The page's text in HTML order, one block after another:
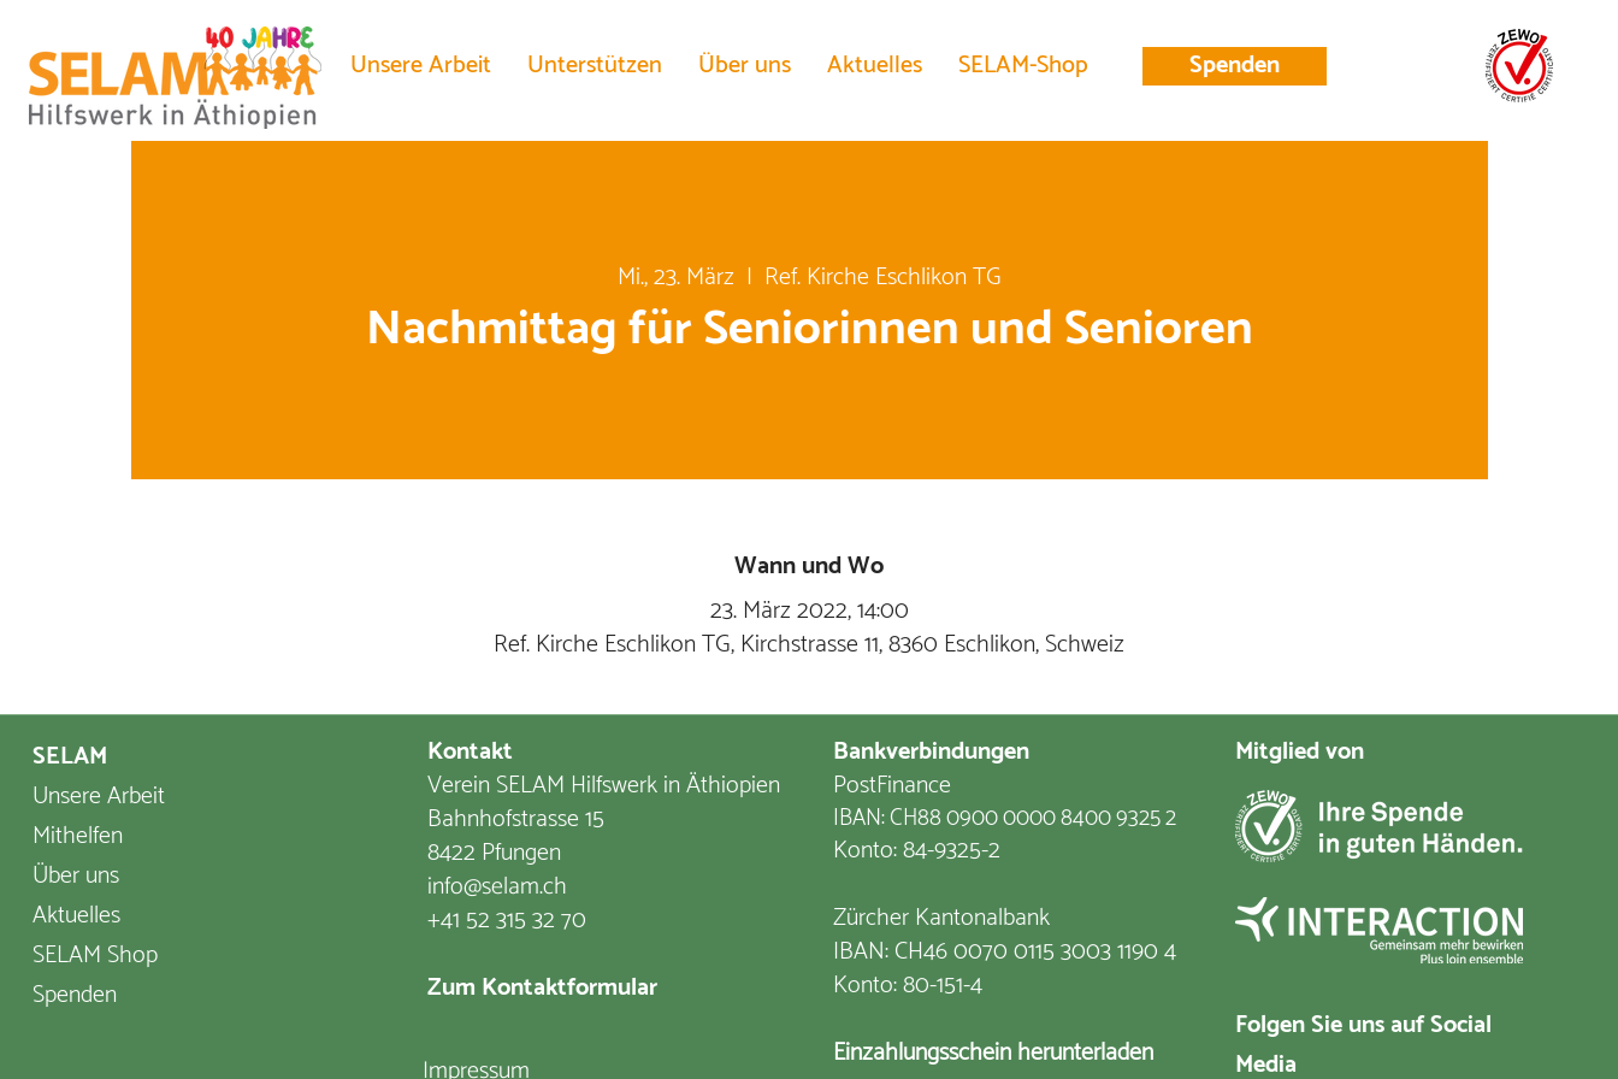
Unsere Arbeit Unterstützen Über uns Aktuelles SELAM-Shop Spenden
Mi., 23. März
  |
Ref. Kirche Eschlikon TG
Nachmittag für Seniorinnen und Senioren
Wann und Wo
23. März 2022, 14:00
Ref. Kirche Eschlikon TG, Kirchstrasse 11, 8360 Eschlikon, Schweiz
SELAM
Unsere Arbeit
Mithelfen
Über uns
Aktuelles
SELAM Shop
Spenden
Kontakt
Verein SELAM Hilfswerk in Äthiopien
Bahnhofstrasse 15
8422 Pfungen
info@selam.ch
+41 52 315 32 70
Zum Kontaktformular
Bankverbindungen
PostFinance
IBAN: CH88 0900 0000 8400 9325 2
Konto: 84-9325-2
Zürcher Kantonalbank
IBAN: CH46 0070 0115 3003 1190 4
Konto: 80-151-4
Einzahlungsschein herunterladen
Mitglied von
Folgen Sie uns auf Social
Media